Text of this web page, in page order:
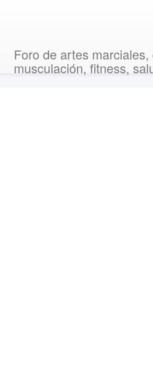
Foro de artes
musculación, fitness,